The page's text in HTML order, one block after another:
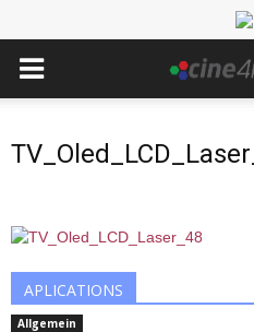
APLICATIONS
Allgemein